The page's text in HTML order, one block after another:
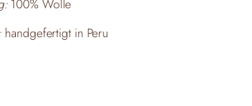
100% Wolle
handgefertigt in Peru